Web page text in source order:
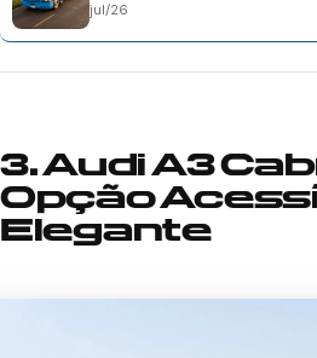
jul/26
3. Audi A3
Opção
Elegante